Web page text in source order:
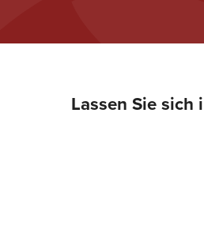
Lassen Sie sich